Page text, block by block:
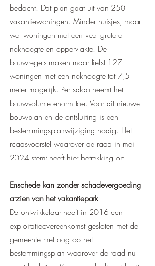
bedacht. Dat plan gaat uit van 250
vakantiewoningen. Minder huisjes, maar
wel woningen met een veel grotere
nokhoogte en oppervlakte. De
bouwregels maken maar liefst 127
woningen met een nokhoogte tot 7,5
meter mogelijk. Per saldo neemt het
bouwvolume enorm toe. Voor dit nieuwe
bouwplan en de ontsluiting is een
bestemmingsplanwijziging nodig. Het
raadsvoorstel waarover de raad in mei
2024 stemt heeft hier betrekking op.
Enschede kan zonder schadevergoeding
afzien van het vakantiepark
De ontwikkelaar heeft in 2016 een
exploitatieovereenkomst gesloten met de
gemeente met oog op het
bestemmingsplan waarover de raad nu